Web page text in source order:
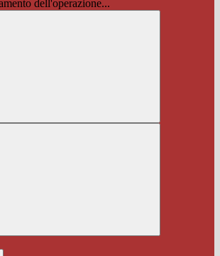
dell'operazione...